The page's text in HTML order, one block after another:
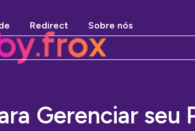
Redirect
Sobre nós
Gerenciar seu